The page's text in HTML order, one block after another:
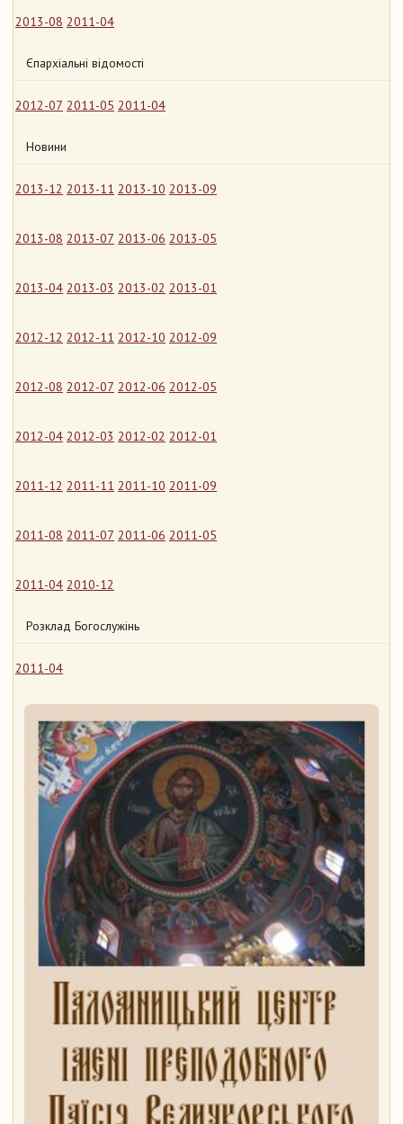
2013-08 2011-04
Єпархіальні відомості
2012-07 2011-05 2011-04
Новини
2013-12 2013-11 2013-10 2013-09
2013-08 2013-07 2013-06 2013-05
2013-04 2013-03 2013-02 2013-01
2012-12 2012-11 2012-10 2012-09
2012-08 2012-07 2012-06 2012-05
2012-04 2012-03 2012-02 2012-01
2011-12 2011-11 2011-10 2011-09
2011-08 2011-07 2011-06 2011-05
2011-04 2010-12
Розклад Богослужінь
2011-04